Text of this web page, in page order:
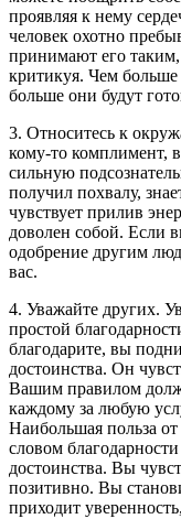
проявляя к нему
человек охотно
принимают его таким,
критикуя. Чем
больше они будут
3. Относитесь к
кому-то комплимент,
сильную
получил похвалу,
чувствует прилив
доволен собой. Если
одобрение другим
вас.
4. Уважайте других.
простой
благодарите, вы
достоинства. Он
Вашим правилом
каждому за любую
Наибольшая польза
словом
достоинства. Вы
позитивно. Вы
приходит